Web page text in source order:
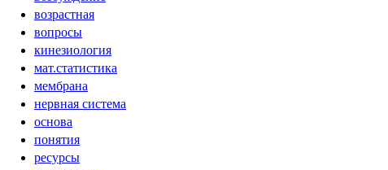
возрастная
вопросы
кинезиология
мат.статистика
мембрана
нервная система
основа
понятия
ресурсы